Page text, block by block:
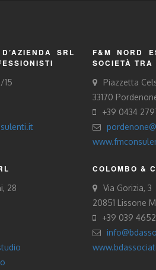
SRL
15
28
F&M NORD
SOCIETÀ TRA
Piazzetta
33170
+39 0434
COLOMBO &
Via Gorizia, 3
20851 Lissone
+39 039